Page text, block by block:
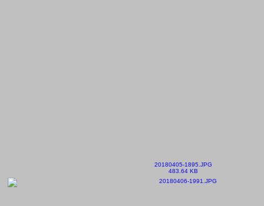
20180405-1895.JPG
483.64 KB